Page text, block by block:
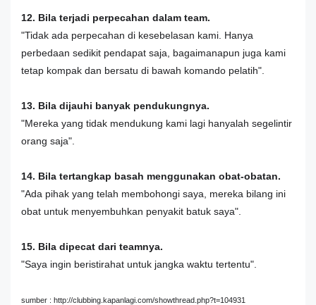
12. Bila terjadi perpecahan dalam team.
"Tidak ada perpecahan di kesebelasan kami. Hanya
perbedaan sedikit pendapat saja, bagaimanapun juga kami
tetap kompak dan bersatu di bawah komando pelatih".
13. Bila dijauhi banyak pendukungnya.
"Mereka yang tidak mendukung kami lagi hanyalah segelintir
orang saja".
14. Bila tertangkap basah menggunakan obat-obatan.
"Ada pihak yang telah membohongi saya, mereka bilang ini
obat untuk menyembuhkan penyakit batuk saya".
15. Bila dipecat dari teamnya.
"Saya ingin beristirahat untuk jangka waktu tertentu".
sumber : http://clubbing.kapanlagi.com/showthread.php?t=104931